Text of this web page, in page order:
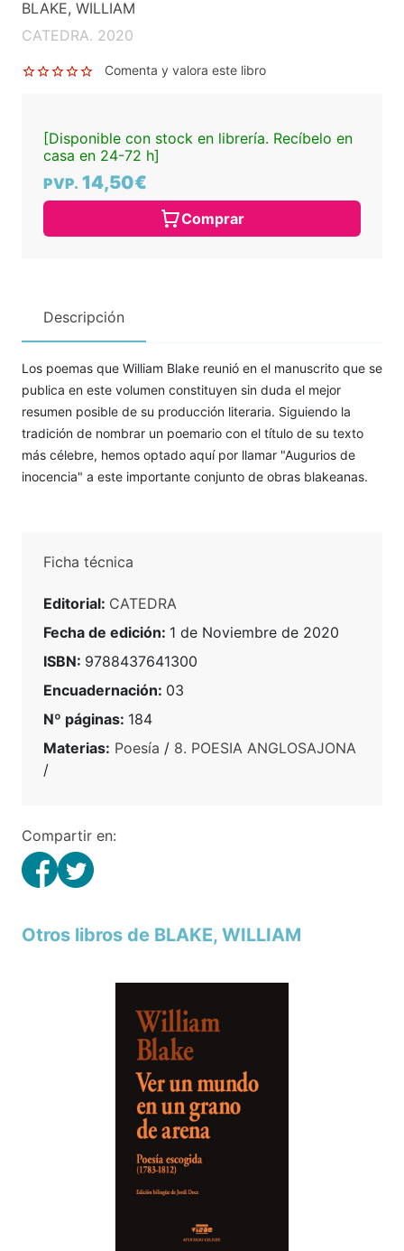
BLAKE, WILLIAM
CATEDRA. 2020
Comenta y valora este libro
[Disponible con stock en librería. Recíbelo en
casa en 24-72 h]
PVP. 14,50€
Comprar
Descripción
Los poemas que William Blake reunió en el manuscrito que se
publica en este volumen constituyen sin duda el mejor
resumen posible de su producción literaria. Siguiendo la
tradición de nombrar un poemario con el título de su texto
más célebre, hemos optado aquí por llamar "Augurios de
inocencia" a este importante conjunto de obras blakeanas.
Ficha técnica
Editorial: CATEDRA
Fecha de edición: 1 de Noviembre de 2020
ISBN: 9788437641300
Encuadernación: 03
Nº páginas: 184
Materias: Poesía / 8. POESIA ANGLOSAJONA
/
Compartir en:
Otros libros de BLAKE, WILLIAM